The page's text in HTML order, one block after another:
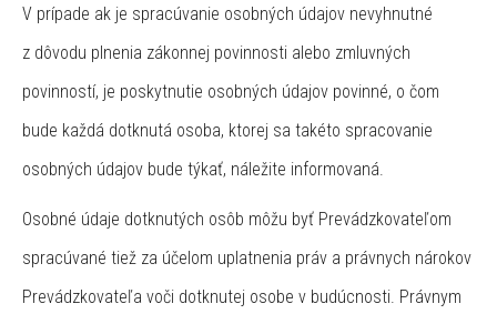
V prípade ak je spracúvanie osobných údajov nevyhnutné
z dôvodu plnenia zákonnej povinnosti alebo zmluvných
povinností, je poskytnutie osobných údajov povinné, o čom
bude každá dotknutá osoba, ktorej sa takéto spracovanie
osobných údajov bude týkať, náležite informovaná.
Osobné údaje dotknutých osôb môžu byť Prevádzkovateľom
spracúvané tiež za účelom uplatnenia práv a právnych nárokov
Prevádzkovateľa voči dotknutej osobe v budúcnosti. Právnym